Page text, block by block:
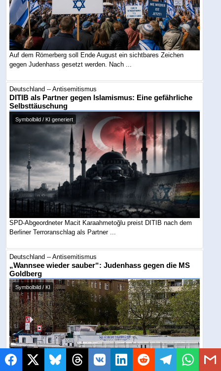
Auf dem Römerberg soll Ende August ein sichtbares Zeichen
gegen Judenhass gesetzt werden. Nach ...
Deutschland -- Antisemitismus
DITIB als Partner gegen Islamismus: Eine gefährliche
Selbsttäuschung
Symbolbild / KI generiert
SPD-Abgeordneter Macit Karaahmetoğlu preist DITIB nach dem
Berliner Terroranschlag als Partner ...
Deutschland -- Antisemitismus
„Wannsee wieder sauber“: Judenhass gegen die MS
Goldberg
Symbolbild / KI